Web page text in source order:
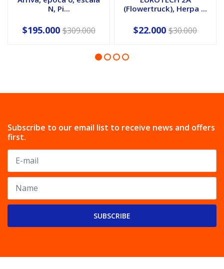
N, Pi...
$195.000 $309.000
(Flowertruck), Herpa ...
$22.000 $30.000
Subscribe to our email list to receive news and offers
first.
SUBSCRIBE